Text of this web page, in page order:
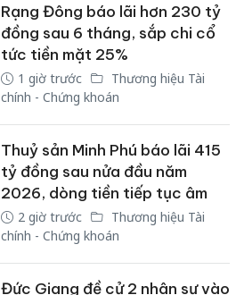
Rạng Đông báo lãi hơn 230 tỷ
đồng sau 6 tháng, sắp chi cổ
tức tiền mặt 25%
1 giờ trước
Thương hiệu Tài
chính - Chứng khoán
Thuỷ sản Minh Phú báo lãi 415
tỷ đồng sau nửa đầu năm
2026, dòng tiền tiếp tục âm
2 giờ trước
Thương hiệu Tài
chính - Chứng khoán
Đức Giang đề cử 2 nhân sự vào